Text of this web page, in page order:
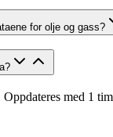
for olje og gass?
Oppdateres med 1